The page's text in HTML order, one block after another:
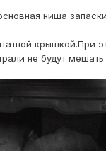
ниша
крышкой.При
не будут мешать